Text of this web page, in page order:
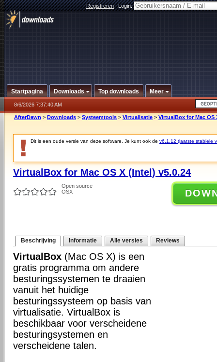
Registreren|Login:
Startpagina Downloads Top downloads Meer
8/6/2026 7:37:40 AM
AfterDawn > Downloads > Systeemtools > Virtualisatie > VirtualBox for Mac OS
Dit is een oude versie van deze software. Je kunt ook de v6.1.12 (laatste stabiele
VirtualBox for Mac OS X (Intel) v5.0.24
Open source
OSX
Beschrijving Informatie Alle versies Reviews
VirtualBox (Mac OS X) is een
gratis programma om andere
besturingssystemen te draaien
vanuit het huidige
besturingssysteem op basis van
virtualisatie. VirtualBox is
beschikbaar voor verscheidene
besturingsystemen en
verscheidene talen.